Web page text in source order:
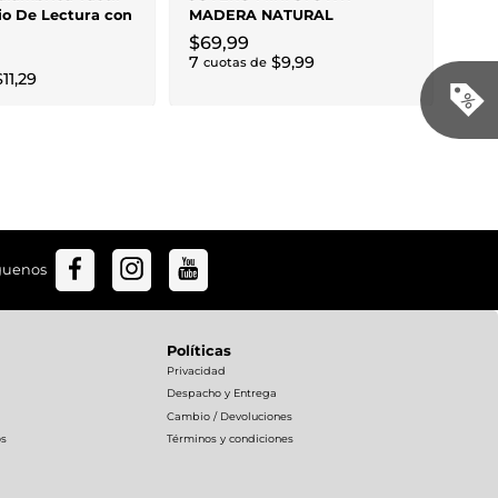
De Lectura con
- Color Gris
11,29
MADERA NATURAL
$69,99
7 cuotas de $9,99
Políticas
Privacidad
Despacho y Entrega
Cambio / Devoluciones
Términos y condiciones